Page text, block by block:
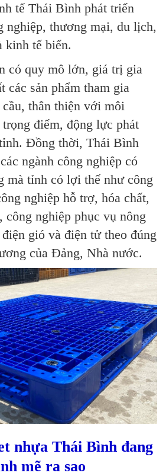
tế Thái Bình phát triển
nghiệp, thương mại, du lịch,
kinh tế biển.
có quy mô lớn, giá trị gia
các sản phẩm tham gia
thân thiện với môi
điểm, động lực phát
Đồng thời, Thái Bình
ngành công nghiệp có
mà tỉnh có lợi thế như công
nghiệp hỗ trợ, hóa chất,
công nghiệp phục vụ nông
gió và điện tử theo đúng
của Đảng, Nhà nước.
nhựa Thái Bình đang
mẽ ra sao